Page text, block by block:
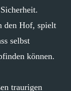
den Hof, spielt
selbst
können.
traurigen